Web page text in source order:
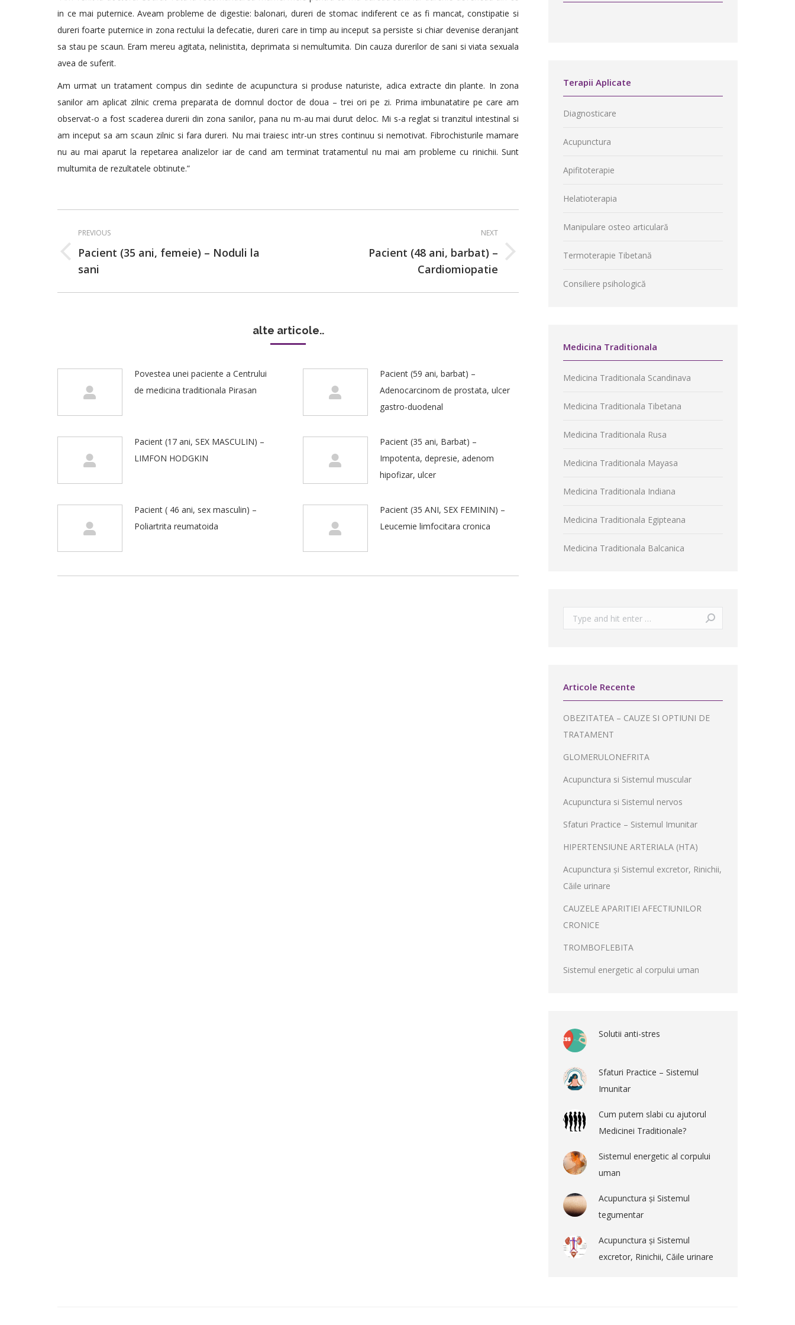
in ce mai puternice. Aveam probleme de digestie: balonari, dureri de stomac indiferent ce as fi mancat, constipatie si
dureri foarte puternice in zona rectului la defecatie, dureri care in timp au inceput sa persiste si chiar devenise deranjant
sa stau pe scaun. Eram mereu agitata, nelinistita, deprimata si nemultumita. Din cauza durerilor de sani si viata sexuala
avea de suferit.
Am urmat un tratament compus din sedinte de acupunctura si produse naturiste, adica extracte din plante. In zona
sanilor am aplicat zilnic crema preparata de domnul doctor de doua – trei ori pe zi. Prima imbunatatire pe care am
observat-o a fost scaderea durerii din zona sanilor, pana nu m-au mai durut deloc. Mi s-a reglat si tranzitul intestinal si
am inceput sa am scaun zilnic si fara dureri. Nu mai traiesc intr-un stres continuu si nemotivat. Fibrochisturile mamare
nu au mai aparut la repetarea analizelor iar de cand am terminat tratamentul nu mai am probleme cu rinichii. Sunt
multumita de rezultatele obtinute.”
navigation
PREVIOUS
Previous
post:
Pacient (35 ani, femeie) – Noduli la
sani
NEXT
Pacient (48 ani, barbat) –
Cardiomiopatie
alte articole..
Povestea unei paciente a Centrului
de medicina traditionala Pirasan
Pacient (59 ani, barbat) –
Adenocarcinom de prostata, ulcer
gastro-duodenal
Pacient (17 ani, SEX MASCULIN) –
LIMFON HODGKIN
Pacient (35 ani, Barbat) –
Impotenta, depresie, adenom
hipofizar, ulcer
Pacient ( 46 ani, sex masculin) –
Poliartrita reumatoida
Pacient (35 ANI, SEX FEMININ) –
Leucemie limfocitara cronica
Terapii Aplicate
Diagnosticare
Acupunctura
Apifitoterapie
Helatioterapia
Manipulare osteo articulară
Termoterapie Tibetană
Consiliere psihologică
Medicina Traditionala
Medicina Traditionala Scandinava
Medicina Traditionala Tibetana
Medicina Traditionala Rusa
Medicina Traditionala Mayasa
Medicina Traditionala Indiana
Medicina Traditionala Egipteana
Medicina Traditionala Balcanica
Search:
Articole Recente
OBEZITATEA – CAUZE SI OPTIUNI DE
TRATAMENT
GLOMERULONEFRITA
Acupunctura si Sistemul muscular
Acupunctura si Sistemul nervos
Sfaturi Practice – Sistemul Imunitar
HIPERTENSIUNE ARTERIALA (HTA)
Acupunctura și Sistemul excretor, Rinichii,
Căile urinare
CAUZELE APARITIEI AFECTIUNILOR
CRONICE
TROMBOFLEBITA
Sistemul energetic al corpului uman
Solutii anti-stres
Sfaturi Practice – Sistemul
Imunitar
Cum putem slabi cu ajutorul
Medicinei Traditionale?
Sistemul energetic al corpului
uman
Acupunctura și Sistemul
tegumentar
Acupunctura și Sistemul
excretor, Rinichii, Căile urinare